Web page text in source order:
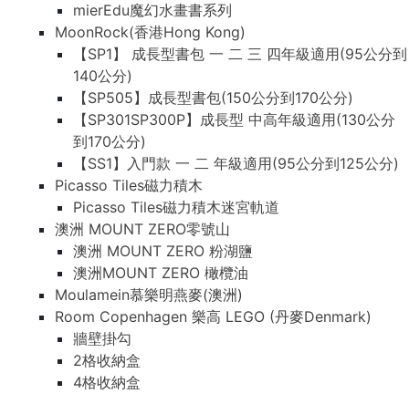
mierEdu魔幻水畫書系列
MoonRock(香港Hong Kong)
【SP1】 成長型書包 一 二 三 四年級適用(95公分到
140公分)
【SP505】成長型書包(150公分到170公分)
【SP301SP300P】成長型 中高年級適用(130公分
到170公分)
【SS1】入門款 一 二 年級適用(95公分到125公分)
Picasso Tiles磁力積木
Picasso Tiles磁力積木迷宮軌道
澳洲 MOUNT ZERO零號山
澳洲 MOUNT ZERO 粉湖鹽
澳洲MOUNT ZERO 橄欖油
Moulamein慕樂明燕麥(澳洲)
Room Copenhagen 樂高 LEGO (丹麥Denmark)
牆壁掛勾
2格收納盒
4格收納盒